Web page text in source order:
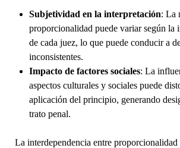
Subjetividad en la interpretación: La
proporcionalidad puede variar según la
de cada juez, lo que puede conducir a
inconsistentes.
Impacto de factores sociales: La
aspectos culturales y sociales puede
aplicación del principio, generando
trato penal.
La interdependencia entre proporcionalidad